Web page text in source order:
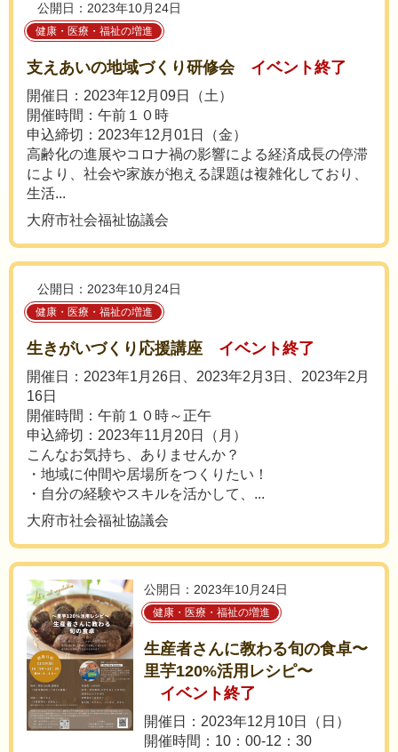
公開日：2023年10月24日
健康・医療・福祉の増進
支えあいの地域づくり研修会 イベント終了
開催日：2023年12月09日（土）
開催時間：午前１０時
申込締切：2023年12月01日（金）
高齢化の進展やコロナ禍の影響による経済成長の停滞
により、社会や家族が抱える課題は複雑化しており、
生活...
大府市社会福祉協議会
公開日：2023年10月24日
健康・医療・福祉の増進
生きがいづくり応援講座 イベント終了
開催日：2023年1月26日、2023年2月3日、2023年2月
16日
開催時間：午前１０時～正午
申込締切：2023年11月20日（月）
こんなお気持ち、ありませんか？
・地域に仲間や居場所をつくりたい！
・自分の経験やスキルを活かして、...
大府市社会福祉協議会
公開日：2023年10月24日
健康・医療・福祉の増進
生産者さんに教わる旬の食卓〜
里芋120%活用レシピ〜
イベント終了
開催日：2023年12月10日（日）
開催時間：10：00-12：30